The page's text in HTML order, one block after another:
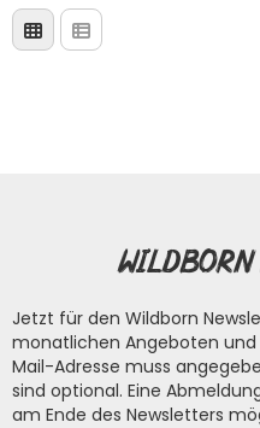
Jetzt für den Wildborn
monatlichen Angeboten und
Mail-Adresse muss
sind optional. Eine
am Ende des Newsletters